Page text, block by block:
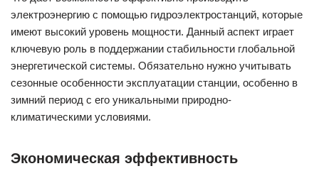
электроэнергию с помощью гидроэлектростанций, которые
имеют высокий уровень мощности. Данный аспект играет
ключевую роль в поддержании стабильности глобальной
энергетической системы. Обязательно нужно учитывать
сезонные особенности эксплуатации станции, особенно в
зимний период с его уникальными природно-
климатическими условиями.
Экономическая эффективность